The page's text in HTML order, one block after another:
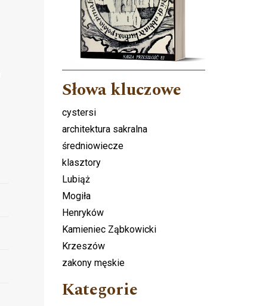
Słowa kluczowe
cystersi
architektura sakralna
średniowiecze
klasztory
Lubiąż
Mogiła
Henryków
Kamieniec Ząbkowicki
Krzeszów
zakony męskie
Kategorie